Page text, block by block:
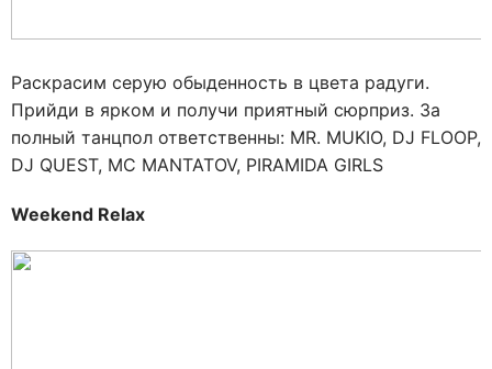
Раскрасим серую обыденность в цвета радуги.
Прийди в ярком и получи приятный сюрприз. За
полный танцпол ответственны: MR. MUKIO, DJ FLOOP,
DJ QUEST, MC MANTATOV, PIRAMIDA GIRLS
Weekend Relax